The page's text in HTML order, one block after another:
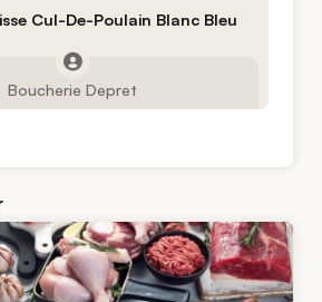
Cul-De-Poulain Blanc Bleu
Boucherie Depret